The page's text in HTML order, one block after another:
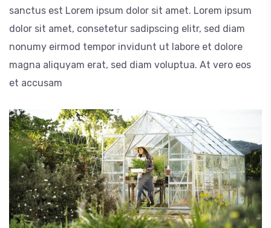
sanctus est Lorem ipsum dolor sit amet. Lorem ipsum
dolor sit amet, consetetur sadipscing elitr, sed diam
nonumy eirmod tempor invidunt ut labore et dolore
magna aliquyam erat, sed diam voluptua. At vero eos
et accusam